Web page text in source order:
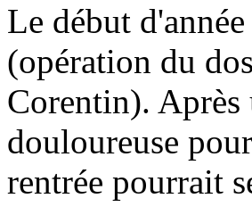
Le début
(opération du
Corentin). Après
douloureuse
rentrée pourrait